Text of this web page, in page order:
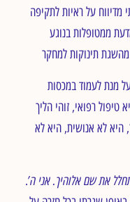
על ראיות לתקיפה
ממטופלות בנוגע
מנת לעמוד במכסות
רפואי, זוהי הליך
היא לא אנושית, היא לא
את שם אלוהיך. אני ה’.